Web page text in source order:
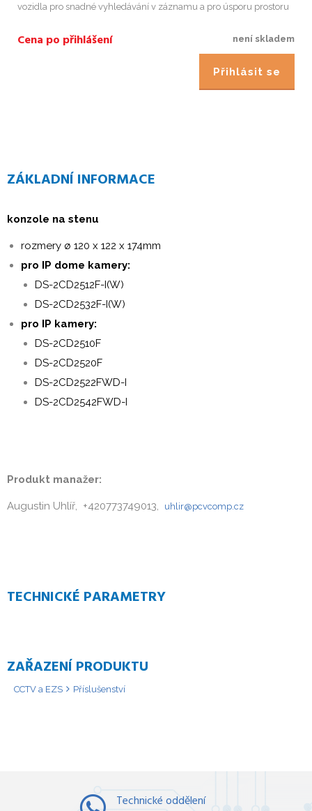
vozidla pro snadné vyhledávání v záznamu a pro úsporu prostoru
není skladem
Cena po přihlášení
Přihlásit se
ZÁKLADNÍ INFORMACE
konzole na stenu
rozmery ø 120 x 122 x 174mm
pro IP dome kamery:
DS-2CD2512F-I(W)
DS-2CD2532F-I(W)
pro IP kamery:
DS-2CD2510F
DS-2CD2520F
DS-2CD2522FWD-I
DS-2CD2542FWD-I
Produkt manažer:
Augustin Uhlíř, +420773749013, uhlir@pcvcomp.cz
TECHNICKÉ PARAMETRY
ZAŘAZENÍ PRODUKTU
CCTV a EZS Příslušenství
Technické oddělení